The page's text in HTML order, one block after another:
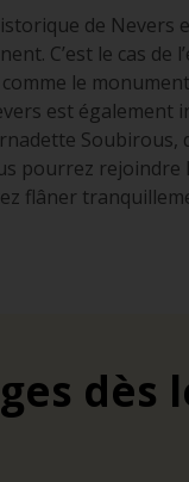
de Nevers
C’est le cas
le
est
Soubirous,
pourrez rejoindre
flâner
dès